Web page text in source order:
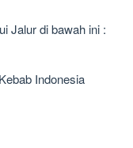
Jalur di bawah ini :
Indonesia